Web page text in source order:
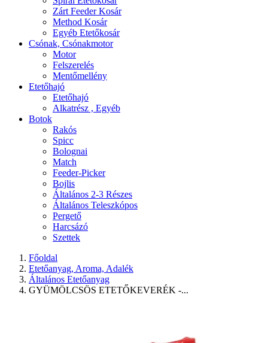
Zárt Feeder Kosár
Method Kosár
Egyéb Etetőkosár
Csónak, Csónakmotor
Motor
Felszerelés
Mentőmellény
Etetőhajó
Etetőhajó
Alkatrész , Egyéb
Botok
Rakós
Spicc
Bolognai
Match
Feeder-Picker
Bojlis
Általános 2-3 Részes
Általános Teleszkópos
Pergető
Harcsázó
Szettek
Főoldal
Etetőanyag, Aroma, Adalék
Általános Etetőanyag
GYÜMÖLCSÖS ETETŐKEVERÉK -...